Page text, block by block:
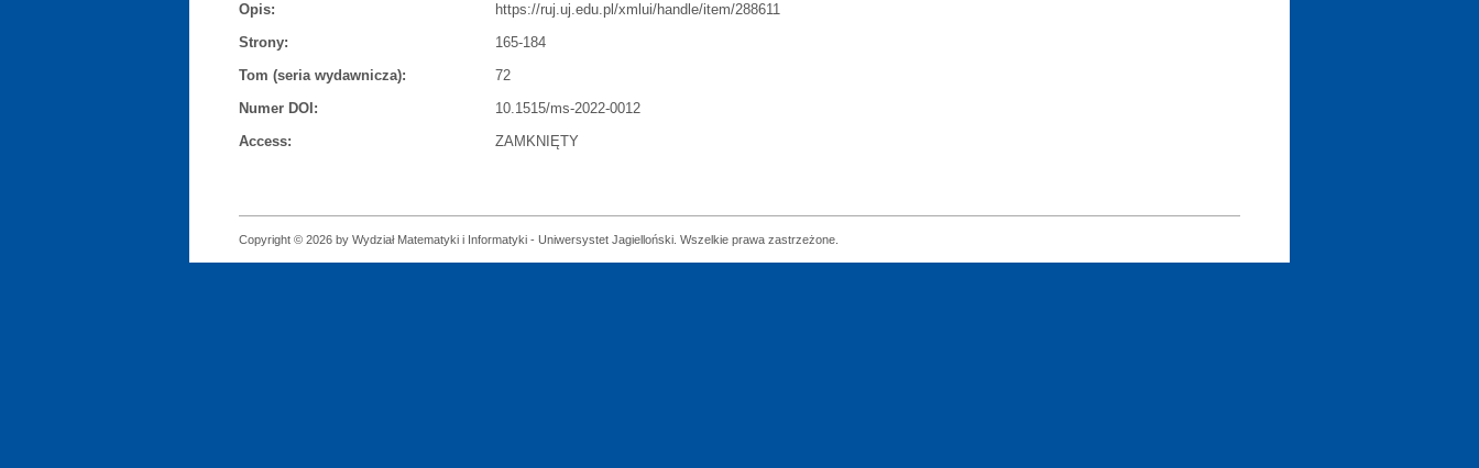
Opis:
https://ruj.uj.edu.pl/xmlui/handle/item/288611
Strony:
165-184
Tom (seria wydawnicza):
72
Numer DOI:
10.1515/ms-2022-0012
Access:
ZAMKNIĘTY
Copyright © 2026 by Wydział Matematyki i Informatyki - Uniwersystet Jagielloński. Wszelkie prawa zastrzeżone.